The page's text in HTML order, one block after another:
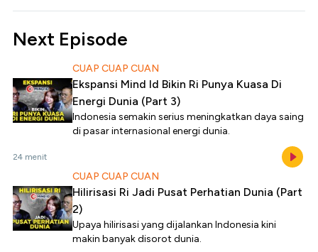
Next Episode
CUAP CUAP CUAN
Ekspansi Mind Id Bikin Ri Punya Kuasa Di
Energi Dunia (Part 3)
Indonesia semakin serius meningkatkan daya saing
di pasar internasional energi dunia.
24 menit
CUAP CUAP CUAN
Hilirisasi Ri Jadi Pusat Perhatian Dunia (Part
2)
Upaya hilirisasi yang dijalankan Indonesia kini
makin banyak disorot dunia.